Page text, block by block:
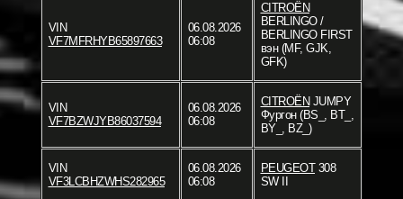
VIN
VF7MFRHYB65897663
06.08.2026
06:08
CITROËN
BERLINGO /
BERLINGO FIRST
вэн (MF, GJK,
GFK)
VIN
VF7BZWJYB86037594
06.08.2026
06:08
CITROËN JUMPY
Фургон (BS_, BT_,
BY_, BZ_)
VIN
VF3LCBHZWHS282965
06.08.2026
06:08
PEUGEOT308
SW II